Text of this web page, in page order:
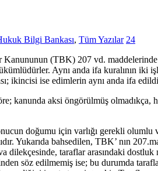
Bilgi Bankası, Tüm Yazılar 24
Kanununun (TBK) 207 vd.
Aynı anda ifa kuralının
ikincisi ise edimlerin aynı anda ifa
kanunda aksi öngörülmüş olmadıkça,
doğumu için varlığı gerekli
Yukarıda bahsedilen, TBK’ nın
dilekçesinde, taraflar arasındaki
söz edilmemiş ise; bu durumda